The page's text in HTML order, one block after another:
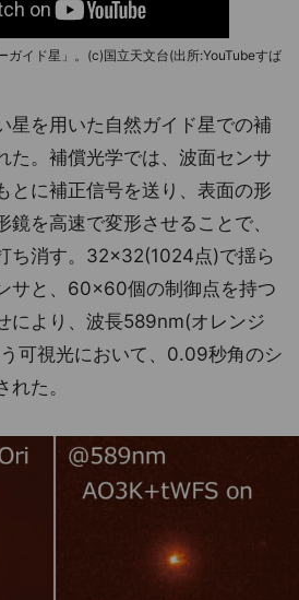
ガイド星」。(c)国立天文台(出所:YouTubeすば
星を用いた自然ガイド星での補
た。補償光学では、波面センサ
とに補正信号を送り、表面の形
を高速で変形させることで、
ち消す。32×32(1024点)で揺ら
サと、60×60個の制御点を持つ
により、波長589nm(オレンジ
可視光において、0.09秒角のシ
た。